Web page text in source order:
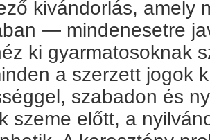
kivándorlás, amely
— mindenesetre
ki gyarmatosoknak
a szerzett jogok
szabadon és
szeme előtt, a